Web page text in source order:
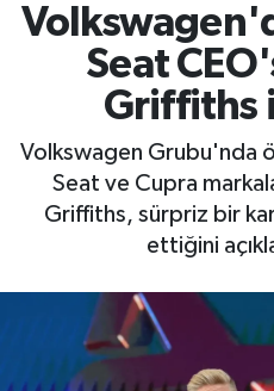
Seat
Griffiths
Volkswagen Grubu'nda
Seat ve Cupra
Griffiths, sürpriz bir
ettiğini